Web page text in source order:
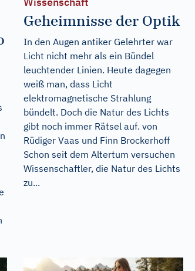
Geheimnisse der Optik
In den Augen antiker Gelehrter war
Licht nicht mehr als ein Bündel
leuchtender Linien. Heute dagegen
weiß man, dass Licht
elektromagnetische Strahlung
bündelt. Doch die Natur des Lichts
gibt noch immer Rätsel auf. von
Rüdiger Vaas und Finn Brockerhoff
Schon seit dem Altertum versuchen
Wissenschaftler, die Natur des Lichts
zu...